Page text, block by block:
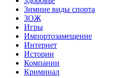
Зимние виды спорта
ЗОЖ
Игры
Импортозамещение
Интернет
Истории
Компании
Криминал